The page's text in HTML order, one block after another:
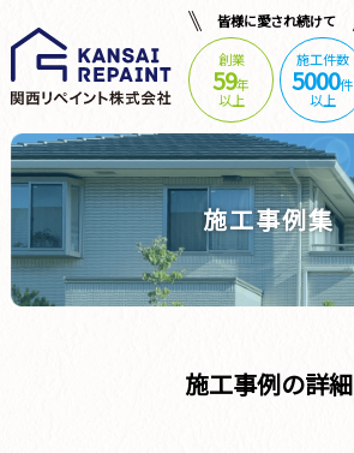
皆様に愛され続けて
創業
59年
以上
施工件数
5000件
以上
施工事例集
施工事例の詳細